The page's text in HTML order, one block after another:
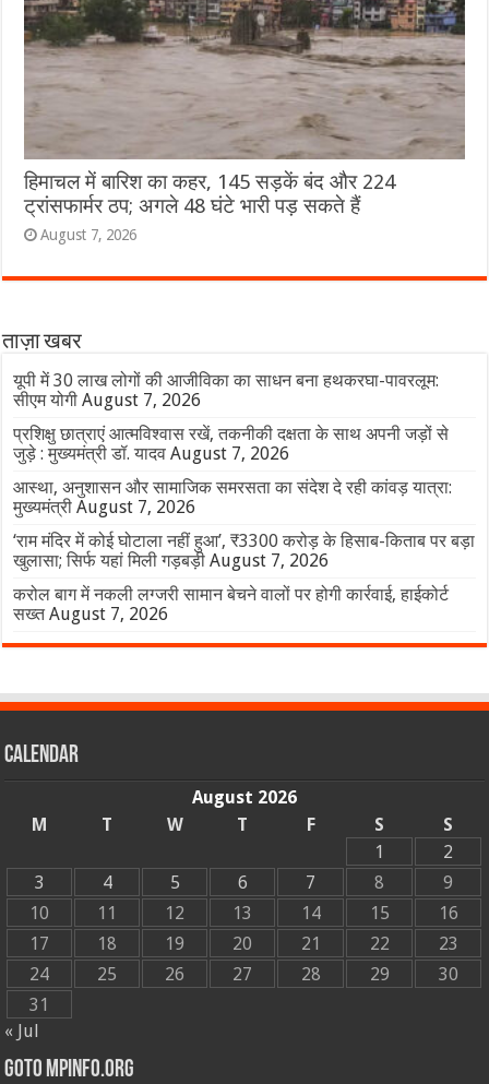
हिमाचल में बारिश का कहर, 145 सड़कें बंद और 224
ट्रांसफार्मर ठप; अगले 48 घंटे भारी पड़ सकते हैं
August 7, 2026
ताज़ा खबर
यूपी में 30 लाख लोगों की आजीविका का साधन बना हथकरघा-पावरलूम:
सीएम योगी August 7, 2026
प्रशिक्षु छात्राएं आत्मविश्वास रखें, तकनीकी दक्षता के साथ अपनी जड़ों से
जुड़े : मुख्यमंत्री डॉ. यादव August 7, 2026
आस्था, अनुशासन और सामाजिक समरसता का संदेश दे रही कांवड़ यात्रा:
मुख्यमंत्री August 7, 2026
‘राम मंदिर में कोई घोटाला नहीं हुआ’, ₹3300 करोड़ के हिसाब-किताब पर बड़ा
खुलासा; सिर्फ यहां मिली गड़बड़ी August 7, 2026
करोल बाग में नकली लग्जरी सामान बेचने वालों पर होगी कार्रवाई, हाईकोर्ट
सख्त August 7, 2026
Calendar
August 2026
M
T W T F S
S
1
2
3
4 5 6 7 8
9
10
11 12 13 14 15
16
17
18 19 20 21 22
23
24
25 26 27 28 29
30
31
« Jul
GOTO MPINFO.ORG